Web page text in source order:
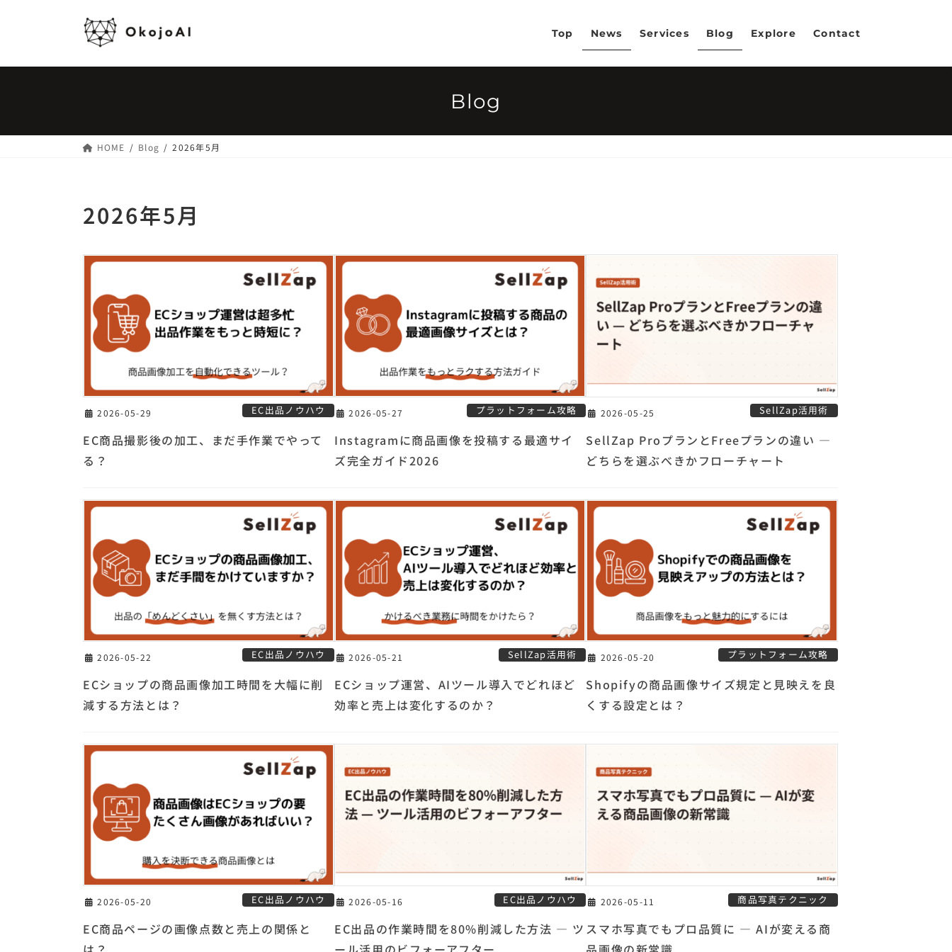
Top News Services Blog Explore Contact
Blog
HOME Blog 2026年5月
2026年5月
2026-05-29 EC出品ノウハウ
EC商品撮影後の加工、まだ手作業でやって
る？
2026-05-27 プラットフォーム攻略
Instagramに商品画像を投稿する最適サイ
ズ完全ガイド2026
2026-05-25 SellZap活用術
SellZap ProプランとFreeプランの違い —
どちらを選ぶべきかフローチャート
2026-05-22 EC出品ノウハウ
ECショップの商品画像加工時間を大幅に削
減する方法とは？
2026-05-21 SellZap活用術
ECショップ運営、AIツール導入でどれほど
効率と売上は変化するのか？
2026-05-20 プラットフォーム攻略
Shopifyの商品画像サイズ規定と見映えを良
くする設定とは？
2026-05-20 EC出品ノウハウ
EC商品ページの画像点数と売上の関係と
2026-05-16 EC出品ノウハウ
EC出品の作業時間を80%削減した方法 — ツ
2026-05-11 商品写真テクニック
スマホ写真でもプロ品質に — AIが変える商